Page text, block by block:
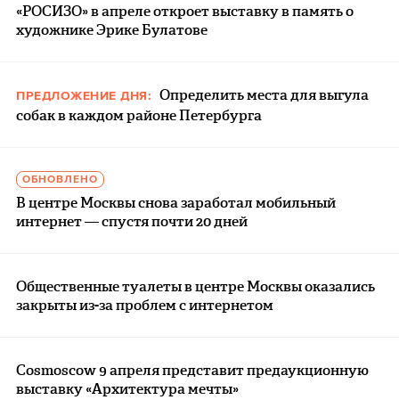
«РОСИЗО» в апреле откроет выставку в память о
художнике Эрике Булатове
ПРЕДЛОЖЕНИЕ ДНЯ: Определить места для выгула
собак в каждом районе Петербурга
ОБНОВЛЕНО
В центре Москвы снова заработал мобильный
интернет — спустя почти 20 дней
Общественные туалеты в центре Москвы оказались
закрыты из-за проблем с интернетом
Cosmoscow 9 апреля представит предаукционную
выставку «Архитектура мечты»